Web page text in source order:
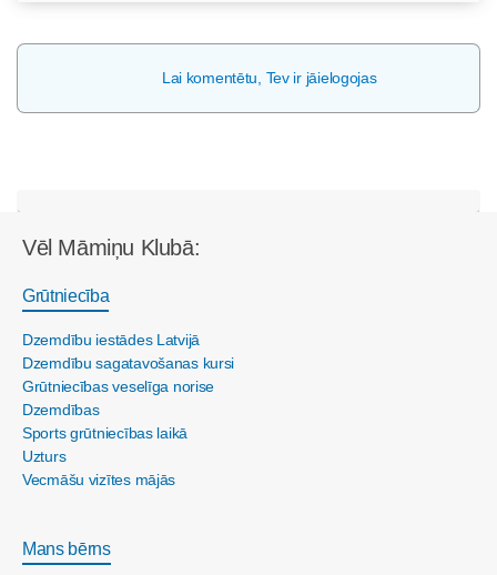
Lai komentētu, Tev ir jāielogojas
Vēl Māmiņu Klubā:
Grūtniecība
Dzemdību iestādes Latvijā
Dzemdību sagatavošanas kursi
Grūtniecības veselīga norise
Dzemdības
Sports grūtniecības laikā
Uzturs
Vecmāšu vizītes mājās
Mans bērns